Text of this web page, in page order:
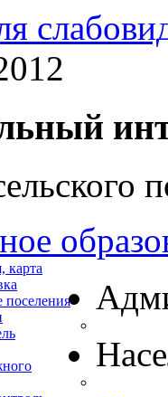
карта
поселения